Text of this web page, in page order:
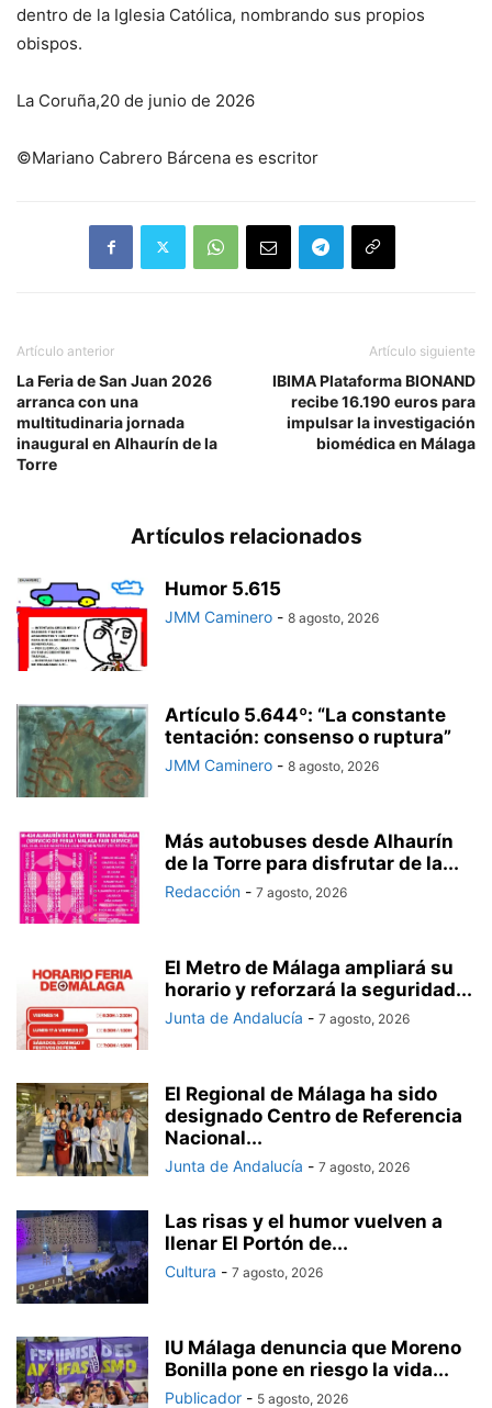
dentro de la Iglesia Católica, nombrando sus propios
obispos.
La Coruña,20 de junio de 2026
©Mariano Cabrero Bárcena es escritor
Artículo anterior
La Feria de San Juan 2026
arranca con una
multitudinaria jornada
inaugural en Alhaurín de la
Torre
Artículo siguiente
IBIMA Plataforma BIONAND
recibe 16.190 euros para
impulsar la investigación
biomédica en Málaga
Artículos relacionados
Humor 5.615
JMM Caminero - 8 agosto, 2026
Artículo 5.644º: “La constante
tentación: consenso o ruptura”
JMM Caminero - 8 agosto, 2026
Más autobuses desde Alhaurín
de la Torre para disfrutar de la...
Redacción - 7 agosto, 2026
El Metro de Málaga ampliará su
horario y reforzará la seguridad...
Junta de Andalucía - 7 agosto, 2026
El Regional de Málaga ha sido
designado Centro de Referencia
Nacional...
Junta de Andalucía - 7 agosto, 2026
Las risas y el humor vuelven a
llenar El Portón de...
Cultura - 7 agosto, 2026
IU Málaga denuncia que Moreno
Bonilla pone en riesgo la vida...
Publicador - 5 agosto, 2026